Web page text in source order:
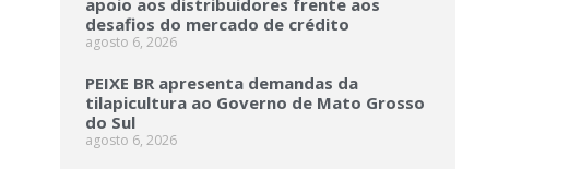
apoio aos distribuidores frente aos
desafios do mercado de crédito
agosto 6, 2026
PEIXE BR apresenta demandas da
tilapicultura ao Governo de Mato Grosso
do Sul
agosto 6, 2026